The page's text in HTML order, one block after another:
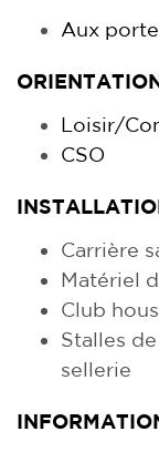
Aux
Loisir/
CSO
Carrière
Matériel
Club
Stalles
sellerie